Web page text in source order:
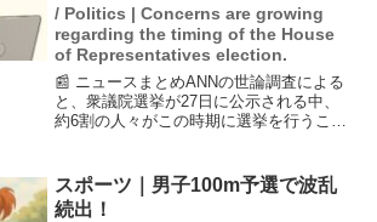
/ Politics | Concerns are growing
regarding the timing of the House
of Representatives election.
📰 ニュースまとめANNの世論調査による
と、衆議院選挙が27日に公示される中、
約6割の人々がこの時期に選挙を行うこと
視される政策についての意見も寄せられ
ていますが、特に...
スポーツ｜男子100m予選で波乱
続出！